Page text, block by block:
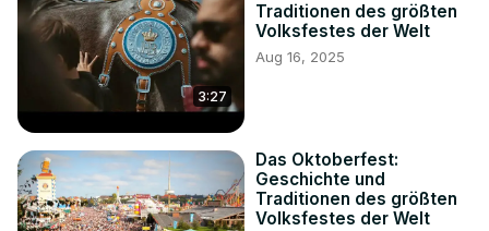
3:27
Traditionen des größten
Volksfestes der Welt
Aug 16, 2025
Das Oktoberfest:
Geschichte und
Traditionen des größten
Volksfestes der Welt